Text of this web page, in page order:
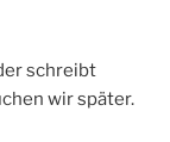
schreibt
wir später.